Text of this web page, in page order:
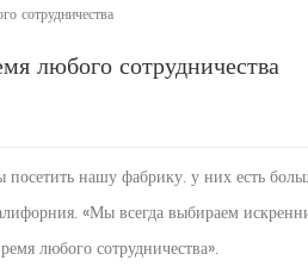
сотрудничества
любого сотрудничества
нашу фабрику. у них есть
«Мы всегда выбираем
любого сотрудничества».